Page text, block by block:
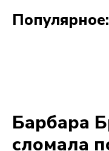
Популярное: